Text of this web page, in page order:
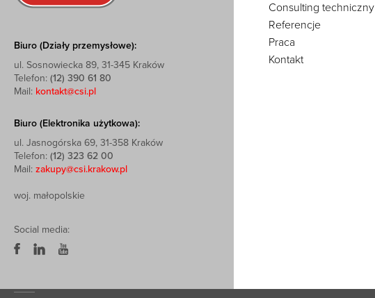
Biuro (Działy przemysłowe):
ul. Sosnowiecka 89, 31-345 Kraków
Telefon: (12) 390 61 80
Mail: kontakt@csi.pl
Biuro (Elektronika użytkowa):
ul. Jasnogórska 69, 31-358 Kraków
Telefon: (12) 323 62 00
Mail: zakupy@csi.krakow.pl
woj. małopolskie
Social media:
Consulting techniczny
Referencje
Praca
Kontakt